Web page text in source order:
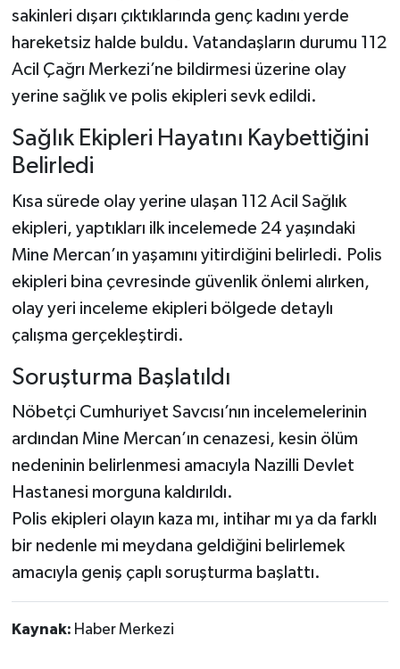
sakinleri dışarı çıktıklarında genç kadını yerde
hareketsiz halde buldu. Vatandaşların durumu 112
Acil Çağrı Merkezi’ne bildirmesi üzerine olay
yerine sağlık ve polis ekipleri sevk edildi.
Sağlık Ekipleri Hayatını Kaybettiğini
Belirledi
Kısa sürede olay yerine ulaşan 112 Acil Sağlık
ekipleri, yaptıkları ilk incelemede 24 yaşındaki
Mine Mercan’ın yaşamını yitirdiğini belirledi. Polis
ekipleri bina çevresinde güvenlik önlemi alırken,
olay yeri inceleme ekipleri bölgede detaylı
çalışma gerçekleştirdi.
Soruşturma Başlatıldı
Nöbetçi Cumhuriyet Savcısı’nın incelemelerinin
ardından Mine Mercan’ın cenazesi, kesin ölüm
nedeninin belirlenmesi amacıyla Nazilli Devlet
Hastanesi morguna kaldırıldı.
Polis ekipleri olayın kaza mı, intihar mı ya da farklı
bir nedenle mi meydana geldiğini belirlemek
amacıyla geniş çaplı soruşturma başlattı.
Kaynak: Haber Merkezi